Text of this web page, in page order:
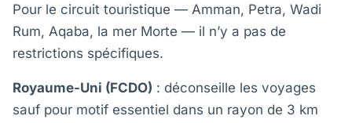
Pour le circuit touristique — Amman, Petra, Wadi
Rum, Aqaba, la mer Morte — il n’y a pas de
restrictions spécifiques.
Royaume-Uni (FCDO) : déconseille les voyages
sauf pour motif essentiel dans un rayon de 3 km